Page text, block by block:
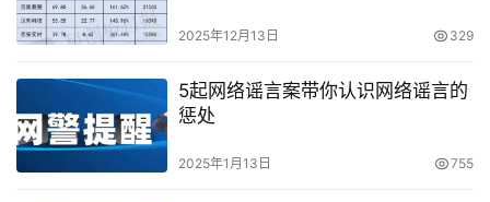
2025年12月13日 329
5起网络谣言案带你认识网络谣言的
惩处
2025年1月13日 755